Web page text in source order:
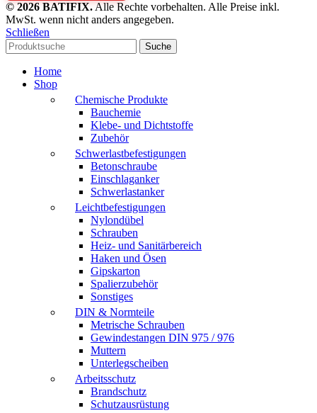
© 2026 BATIFIX.Alle Rechte vorbehalten. Alle Preise inkl.
MwSt. wenn nicht anders angegeben.
Schließen
Suche
Home
Shop
Chemische Produkte
Bauchemie
Klebe- und Dichtstoffe
Zubehör
Schwerlastbefestigungen
Betonschraube
Einschlaganker
Schwerlastanker
Leichtbefestigungen
Nylondübel
Schrauben
Heiz- und Sanitärbereich
Haken und Ösen
Gipskarton
Spalierzubehör
Sonstiges
DIN & Normteile
Metrische Schrauben
Gewindestangen DIN 975 / 976
Muttern
Unterlegscheiben
Arbeitsschutz
Brandschutz
Schutzausrüstung